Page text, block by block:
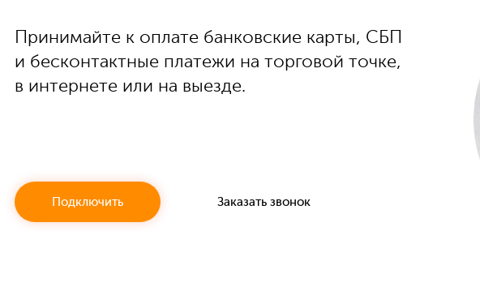
Принимайте к оплате банковские карты, СБП
и бесконтактные платежи на торговой точке,
в интернете или на выезде.
Подключить Заказать звонок